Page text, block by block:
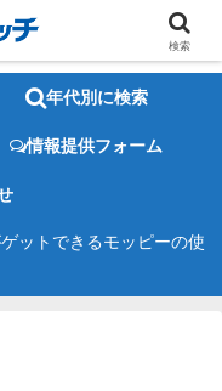
年代別に検索
情報提供フォーム
ットできるモッピーの使
検索